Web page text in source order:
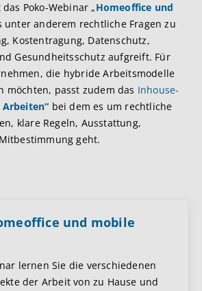
Poko-Webinar „Homeoffice und
unter anderem rechtliche Fragen zu
Kostentragung, Datenschutz,
Gesundheitsschutz aufgreift. Für
die hybride Arbeitsmodelle
möchten, passt zudem das Inhouse-
bei dem es um rechtliche
klare Regeln, Ausstattung,
geht.
und mobile
lernen Sie die verschiedenen
der Arbeit von zu Hause und